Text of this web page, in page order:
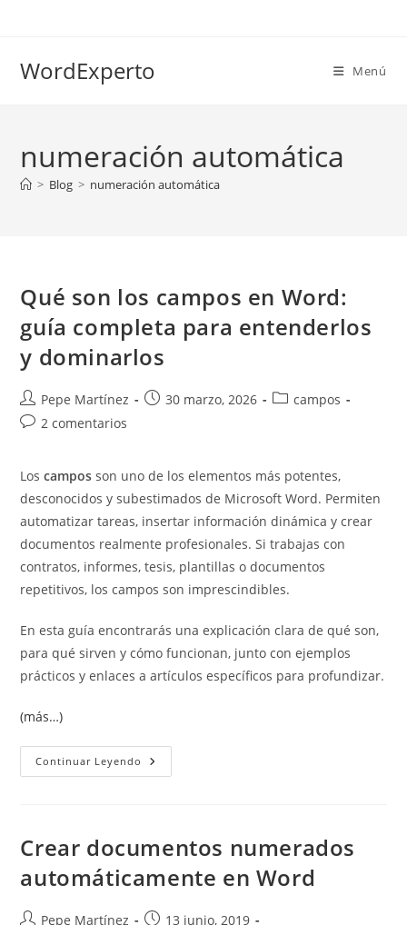
WordExperto Menú
numeración automática
> Blog > numeración automática
Qué son los campos en Word:
guía completa para entenderlos
y dominarlos
Autor
de
Pepe Martínez
Publicación
30 marzo, 2026
Categoría
campos
Comentarios
entrada:
2 comentarios
Loscampos son uno de los elementos más potentes,
desconocidos y subestimados de Microsoft Word. Permiten
automatizar tareas, insertar información dinámica y crear
documentos realmente profesionales. Si trabajas con
contratos, informes, tesis, plantillas o documentos
repetitivos, los campos son imprescindibles.
En esta guía encontrarás una explicación clara de qué son,
para qué sirven y cómo funcionan, junto con ejemplos
prácticos y enlaces a artículos específicos para profundizar.
(más…)
Continuar Leyendo Qué
Son
Completa
Entenderlos
Y
Crear documentos numerados
automáticamente en Word
AutorPepe Martínez
Publicación
13 junio, 2019